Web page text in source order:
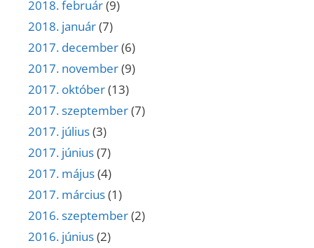
2018. február(9)
2018. január(7)
2017. december(6)
2017. november(9)
2017. október(13)
2017. szeptember(7)
2017. július(3)
2017. június(7)
2017. május(4)
2017. március(1)
2016. szeptember(2)
2016. június(2)